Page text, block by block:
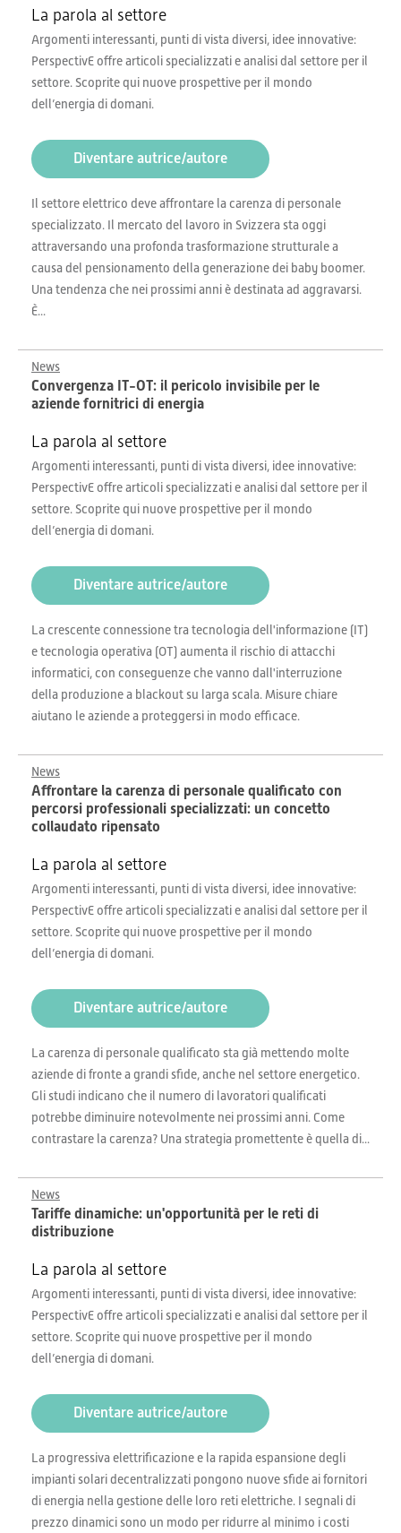
La parola al settore
Argomenti interessanti, punti di vista diversi, idee innovative:
PerspectivE offre articoli specializzati e analisi dal settore per il
settore. Scoprite qui nuove prospettive per il mondo
dell’energia di domani.
Diventare autrice/autore
Il settore elettrico deve affrontare la carenza di personale
specializzato. Il mercato del lavoro in Svizzera sta oggi
attraversando una profonda trasformazione strutturale a
causa del pensionamento della generazione dei baby boomer.
Una tendenza che nei prossimi anni è destinata ad aggravarsi.
È...
News
Convergenza IT-OT: il pericolo invisibile per le
aziende fornitrici di energia
La parola al settore
Argomenti interessanti, punti di vista diversi, idee innovative:
PerspectivE offre articoli specializzati e analisi dal settore per il
settore. Scoprite qui nuove prospettive per il mondo
dell’energia di domani.
Diventare autrice/autore
La crescente connessione tra tecnologia dell'informazione (IT)
e tecnologia operativa (OT) aumenta il rischio di attacchi
informatici, con conseguenze che vanno dall'interruzione
della produzione a blackout su larga scala. Misure chiare
aiutano le aziende a proteggersi in modo efficace.
News
Affrontare la carenza di personale qualificato con
percorsi professionali specializzati: un concetto
collaudato ripensato
La parola al settore
Argomenti interessanti, punti di vista diversi, idee innovative:
PerspectivE offre articoli specializzati e analisi dal settore per il
settore. Scoprite qui nuove prospettive per il mondo
dell’energia di domani.
Diventare autrice/autore
La carenza di personale qualificato sta già mettendo molte
aziende di fronte a grandi sfide, anche nel settore energetico.
Gli studi indicano che il numero di lavoratori qualificati
potrebbe diminuire notevolmente nei prossimi anni. Come
contrastare la carenza? Una strategia promettente è quella di...
News
Tariffe dinamiche: un'opportunità per le reti di
distribuzione
La parola al settore
Argomenti interessanti, punti di vista diversi, idee innovative:
PerspectivE offre articoli specializzati e analisi dal settore per il
settore. Scoprite qui nuove prospettive per il mondo
dell’energia di domani.
Diventare autrice/autore
La progressiva elettrificazione e la rapida espansione degli
impianti solari decentralizzati pongono nuove sfide ai fornitori
di energia nella gestione delle loro reti elettriche. I segnali di
prezzo dinamici sono un modo per ridurre al minimo i costi